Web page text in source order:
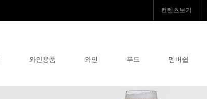
컨텐츠보기
와인용품 와인 푸드 멤버쉽